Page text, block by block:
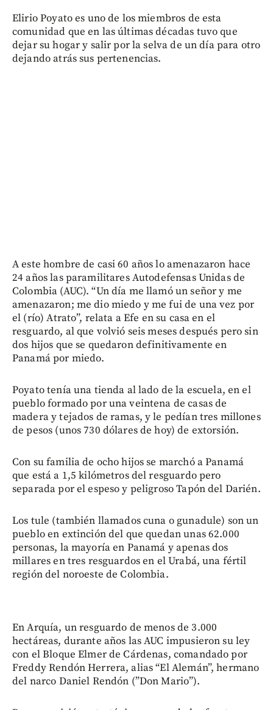
Elirio Poyato es uno de los miembros de esta
comunidad que en las últimas décadas tuvo que
dejar su hogar y salir por la selva de un día para otro
dejando atrás sus pertenencias.
A este hombre de casi 60 años lo amenazaron hace
24 años las paramilitares Autodefensas Unidas de
Colombia (AUC). “Un día me llamó un señor y me
amenazaron; me dio miedo y me fui de una vez por
el (río) Atrato”, relata a Efe en su casa en el
resguardo, al que volvió seis meses después pero sin
dos hijos que se quedaron definitivamente en
Panamá por miedo.
Poyato tenía una tienda al lado de la escuela, en el
pueblo formado por una veintena de casas de
madera y tejados de ramas, y le pedían tres millones
de pesos (unos 730 dólares de hoy) de extorsión.
Con su familia de ocho hijos se marchó a Panamá
que está a 1,5 kilómetros del resguardo pero
separada por el espeso y peligroso Tapón del Darién.
Los tule (también llamados cuna o gunadule) son un
pueblo en extinción del que quedan unas 62.000
personas, la mayoría en Panamá y apenas dos
millares en tres resguardos en el Urabá, una fértil
región del noroeste de Colombia.
En Arquía, un resguardo de menos de 3.000
hectáreas, durante años las AUC impusieron su ley
con el Bloque Elmer de Cárdenas, comandado por
Freddy Rendón Herrera, alias “El Alemán”, hermano
del narco Daniel Rendón (”Don Mario”).